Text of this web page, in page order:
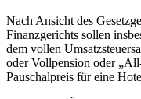
Nach Ansicht des
Finanzgerichts sollen
dem vollen
oder Vollpension oder
Pauschalpreis für eine